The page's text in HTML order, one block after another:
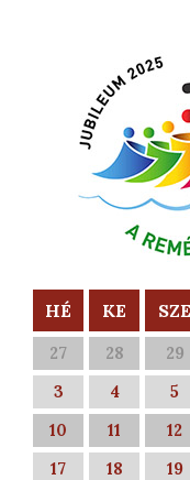
HÉ KE SZE
27 28 29
3
4 5
10
11 12
17
18 19